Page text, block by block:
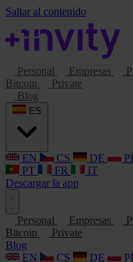
Saltar al contenido
Personal Empresas
Bitcoin
Private
Blog
EN CS DE
PT
FR
IT
Descargar la app
Personal Empresas
Bitcoin
Private
Blog
EN
CS DE